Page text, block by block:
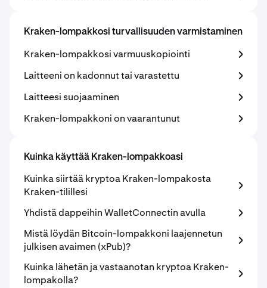
Kraken-lompakkosi turvallisuuden varmistaminen
Kraken-lompakkosi varmuuskopiointi
Laitteeni on kadonnut tai varastettu
Laitteesi suojaaminen
Kraken-lompakkoni on vaarantunut
Kuinka käyttää Kraken-lompakkoasi
Kuinka siirtää kryptoa Kraken-lompakosta
Kraken-tilillesi
Yhdistä dappeihin WalletConnectin avulla
Mistä löydän Bitcoin-lompakkoni laajennetun
julkisen avaimen (xPub)?
Kuinka lähetän ja vastaanotan kryptoa Kraken-
lompakolla?